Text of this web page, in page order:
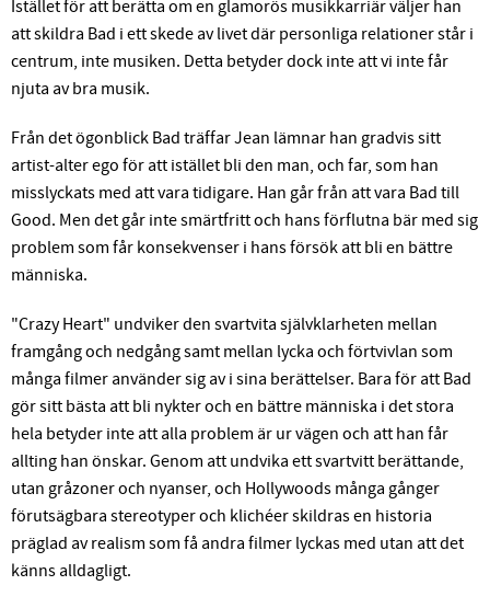
Istället för att berätta om en glamorös musikkarriär väljer han
att skildra Bad i ett skede av livet där personliga relationer står i
centrum, inte musiken. Detta betyder dock inte att vi inte får
njuta av bra musik.
Från det ögonblick Bad träffar Jean lämnar han gradvis sitt
artist-alter ego för att istället bli den man, och far, som han
misslyckats med att vara tidigare. Han går från att vara Bad till
Good. Men det går inte smärtfritt och hans förflutna bär med sig
problem som får konsekvenser i hans försök att bli en bättre
människa.
"Crazy Heart" undviker den svartvita självklarheten mellan
framgång och nedgång samt mellan lycka och förtvivlan som
många filmer använder sig av i sina berättelser. Bara för att Bad
gör sitt bästa att bli nykter och en bättre människa i det stora
hela betyder inte att alla problem är ur vägen och att han får
allting han önskar. Genom att undvika ett svartvitt berättande,
utan gråzoner och nyanser, och Hollywoods många gånger
förutsägbara stereotyper och klichéer skildras en historia
präglad av realism som få andra filmer lyckas med utan att det
känns alldagligt.